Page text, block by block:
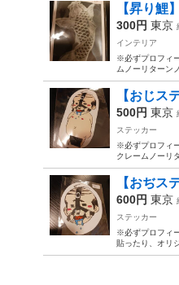
【昇り
300円 東京
インテリア
※必ずプロフィ
ムノーリターン
【おじス
500円 東京
ステッカー
※必ずプロフィ
クレームノーリ
【おぢス
600円 東京
ステッカー
※必ずプロフィ
貼ったり、オリ